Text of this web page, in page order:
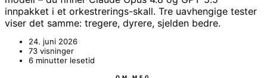
innpakket i et orkestrerings-skall. Tre uavhengige tester
viser det samme: tregere, dyrere, sjelden bedre.
24. juni 2026
73 visninger
6 minutter lesetid